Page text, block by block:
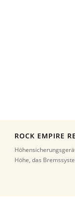
ROCK EMPIRE
Höhe, das